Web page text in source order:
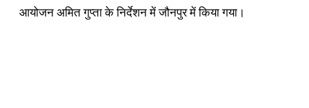
आयोजन अमित गुप्ता के निर्देशन में जौनपुर में किया गया।